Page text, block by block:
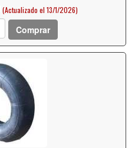
(Actualizado el 13/1/2026)
Comprar